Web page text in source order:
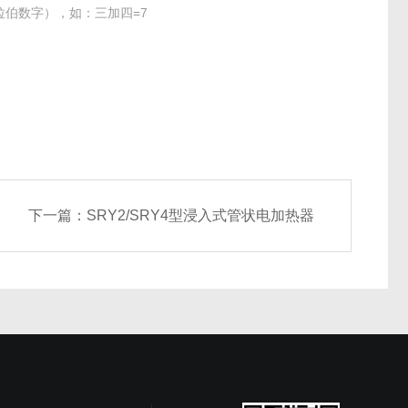
数字），如：三加四=7
下一篇： SRY2/SRY4型浸入式管状电加热器